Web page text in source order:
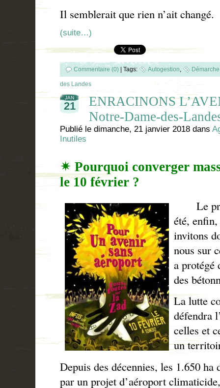
Il semblerait que rien n’ait changé.
(suite…)
Commentaire (0) | Tags: Autogestion
des Landes
JAN
21
ENRACINONS
Notre-Dame-des-
Publié le dimanche, 21 janvier 2018 dans
Inutiles
✴ Pourquoi converger
le 10 février ?
Le
été, enfin,
invitons
nous sur
a protégé
des
La lutte
défendra
celles et
un
Depuis des décennies, les 1.650 ha
par un projet d’aéroport